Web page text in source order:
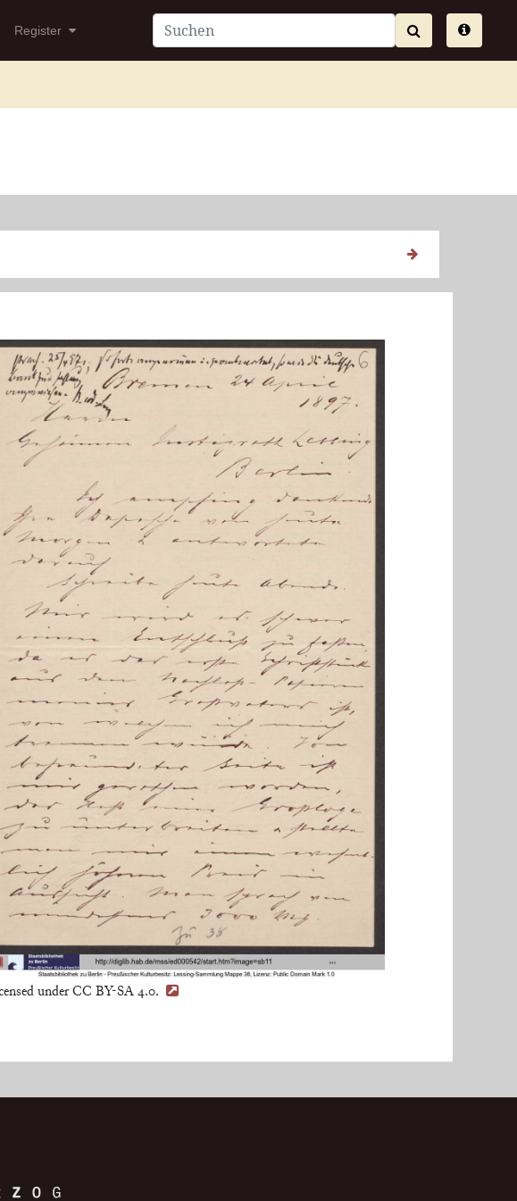
Register
under CC BY-SA 4.0.